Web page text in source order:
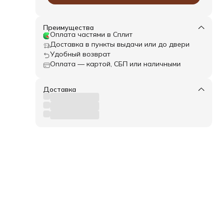
Преимущества
Оплата частями в Сплит
Доставка в пункты выдачи или до двери
Удобный возврат
Оплата — картой, СБП или наличными
Доставка